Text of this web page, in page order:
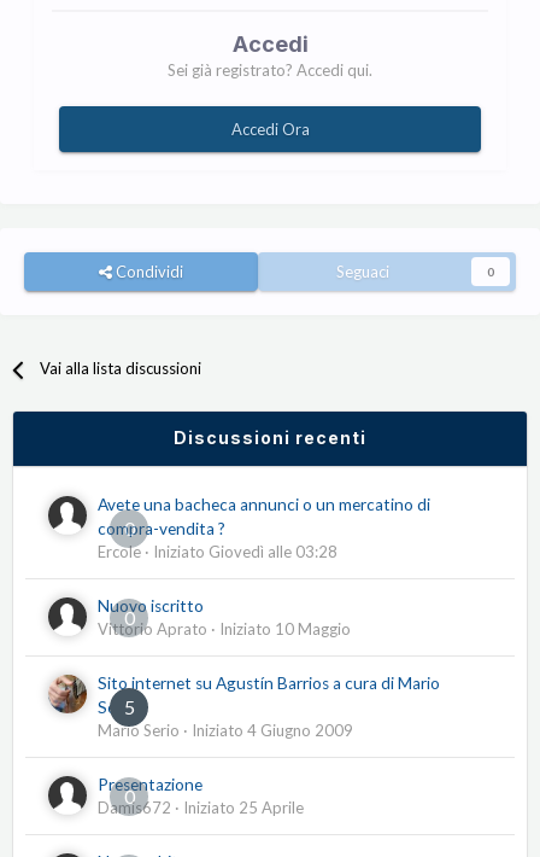
Accedi
Sei già registrato? Accedi qui.
Accedi Ora
Condividi Seguaci 0
Vai alla lista discussioni
Discussioni recenti
0
Avete una bacheca annunci o un mercatino di
compra-vendita ?
Ercole · Iniziato Giovedì alle 03:28
0
Nuovo iscritto
Vittorio Aprato · Iniziato 10 Maggio
5
Sito internet su Agustín Barrios a cura di Mario
Serio
Mario Serio · Iniziato 4 Giugno 2009
0
Presentazione
Damis672 · Iniziato 25 Aprile